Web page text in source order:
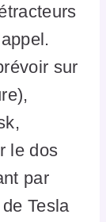
sur
le dos
par
Tesla